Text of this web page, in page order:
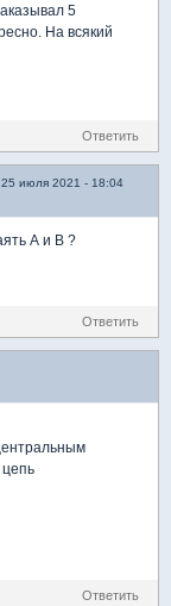
5
На всякий
Ответить
25 июля 2021 - 18:04
A и B ?
Ответить
Ответить